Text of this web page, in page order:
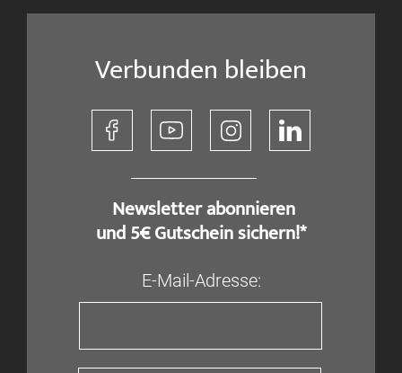
Verbunden bleiben
​ Newsletter abonnieren
und 5€ Gutschein sichern!*
E-Mail-Adresse: